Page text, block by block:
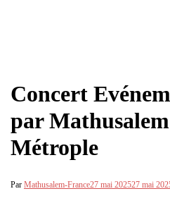
Concert
par
Métrople
Par Mathusalem-France27 mai 202527 mai